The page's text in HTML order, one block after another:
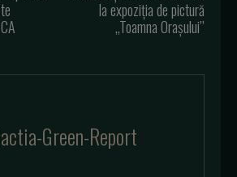
la expoziția de pictură
,,Toamna Orașului’’
Green-Report